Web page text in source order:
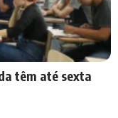
têm até sexta